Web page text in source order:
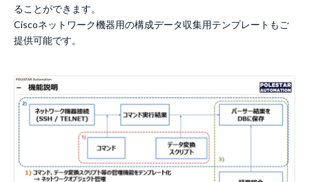
ることができます。
Ciscoネットワーク機器用の構成データ収集用テンプレートもご
提供可能です。